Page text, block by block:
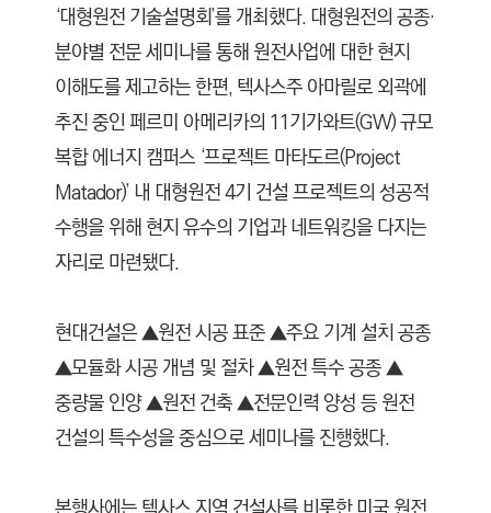
‘대형원전 기술설명회’를 개최했다. 대형원전의 공종·
분야별 전문 세미나를 통해 원전사업에 대한 현지
이해도를 제고하는 한편, 텍사스주 아마릴로 외곽에
추진 중인 페르미 아메리카의 11기가와트(GW) 규모
복합 에너지 캠퍼스 ‘프로젝트 마타도르(Project
Matador)’ 내 대형원전 4기 건설 프로젝트의 성공적
수행을 위해 현지 유수의 기업과 네트워킹을 다지는
자리로 마련됐다.
현대건설은 ▲원전 시공 표준 ▲주요 기계 설치 공종
▲모듈화 시공 개념 및 절차 ▲원전 특수 공종 ▲
중량물 인양 ▲원전 건축 ▲전문인력 양성 등 원전
건설의 특수성을 중심으로 세미나를 진행했다.